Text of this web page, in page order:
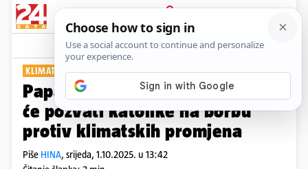
PRIJAVA
Show Komentari
KLIMATSKA KONFERENCIJA
Papa Lav XIV. i Schwarzenegger
će pozvati katolike na borbu
protiv klimatskih promjena
Piše HINA, srijeda, 1.10.2025. u 13:42